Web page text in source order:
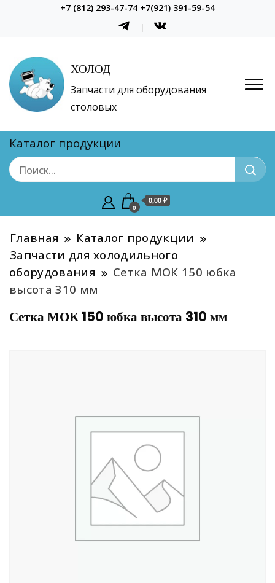
+7 (812) 293-47-74 +7(921) 391-59-54
ХОЛОД
Запчасти для оборудования
столовых
Каталог продукции
0
0,00 ₽
Главная
Каталог продукции
Запчасти для холодильного
оборудования
Сетка МОК 150 юбка
высота 310 мм
Сетка МОК 150 юбка высота 310 мм